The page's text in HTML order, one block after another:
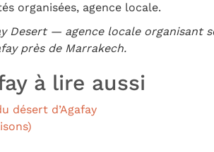
organisées, agence locale.
Desert — agence locale organisant
près de Marrakech.
à lire aussi
désert d’Agafay